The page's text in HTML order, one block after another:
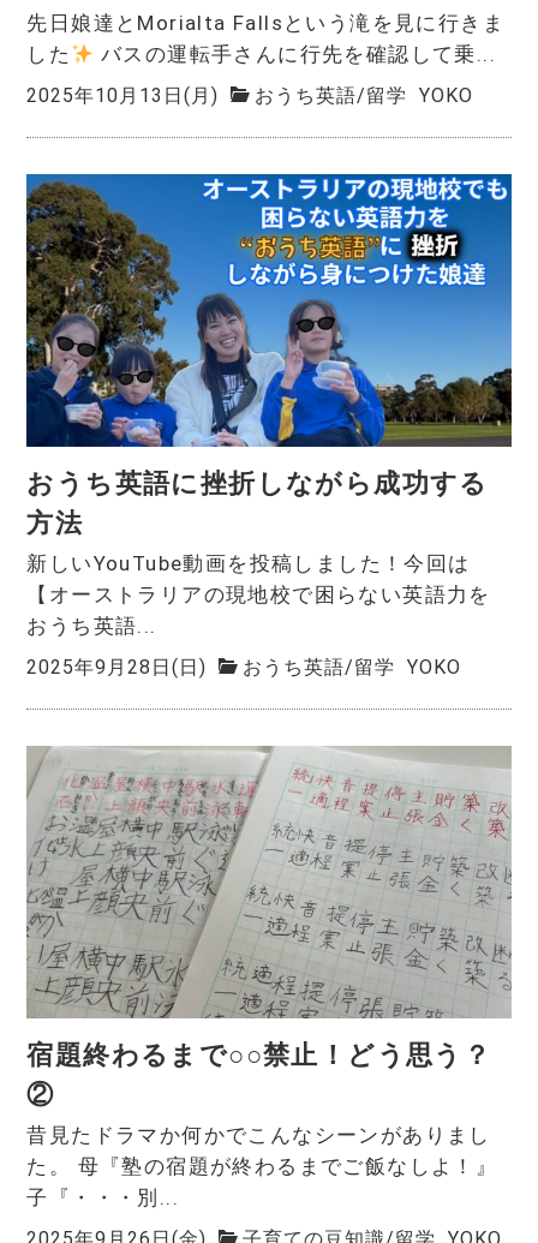
先日娘達とMorialta Fallsという滝を見に行きま
した
バスの運転手さんに行先を確認して乗...
2025年10月13日(月) おうち英語/留学 YOKO
おうち英語に挫折しながら成功する
方法
新しいYouTube動画を投稿しました！今回は
【オーストラリアの現地校で困らない英語力を
おうち英語...
2025年9月28日(日) おうち英語/留学 YOKO
宿題終わるまで○○禁止！どう思う？
②
昔見たドラマか何かでこんなシーンがありまし
た。 母『塾の宿題が終わるまでご飯なしよ！』
子『・・・別...